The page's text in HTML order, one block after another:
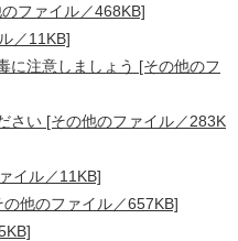
ファイル／468KB]
／11KB]
に注意しましょう [その他のフ
さい [その他のファイル／283K
イル／11KB]
他のファイル／657KB]